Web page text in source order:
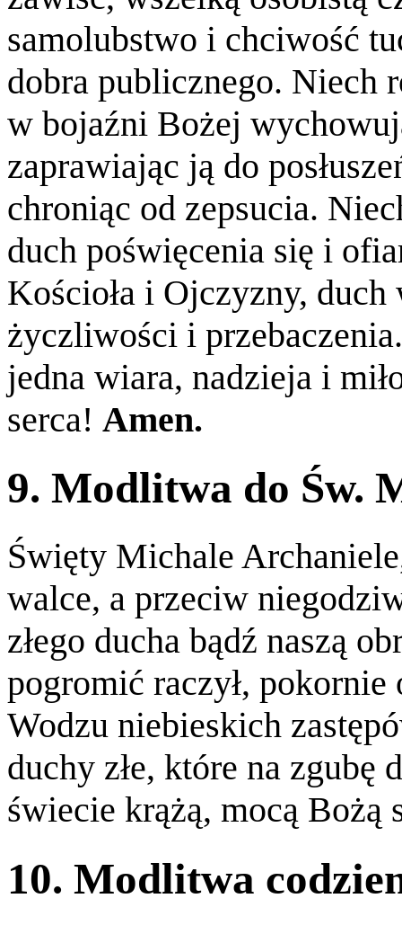
samolubstwo i chciwość
dobra publicznego. Niech
w bojaźni Bożej
zaprawiając ją do
chroniąc od zepsucia.
duch poświęcenia się i
Kościoła i Ojczyzny, duch
życzliwości i
jedna wiara, nadzieja i
serca! Amen.
9. Modlitwa do Św.
Święty Michale
walce, a przeciw
złego ducha bądź naszą
pogromić raczył, pokornie
Wodzu niebieskich
duchy złe, które na zgubę
świecie krążą, mocą Bożą
10. Modlitwa